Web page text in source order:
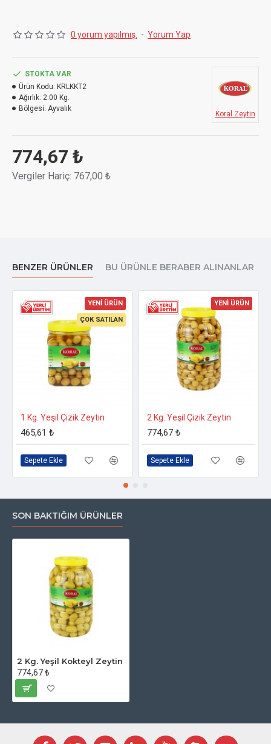
0 yorum yapılmış. - Yorum Yap
774,67 ₺
Vergiler Hariç: 767,00 ₺
STOKTA VAR
Ürün Kodu: KRLKKT2
Ağırlık: 2.00 Kg.
Bölgesi: Ayvalık
Koral Zeytin
BENZER ÜRÜNLER BU ÜRÜNLE BERABER ALINANLAR
YENİ ÜRÜN
ÇOK SATILAN
1 Kg. Yeşil Çizik Zeytin
465,61 ₺
Sepete Ekle
YENİ ÜRÜN
2 Kg. Yeşil Çizik Zeytin
774,67 ₺
Sepete Ekle
SON BAKTIĞIM ÜRÜNLER
2 Kg. Yeşil Kokteyl Zeytin
774,67 ₺